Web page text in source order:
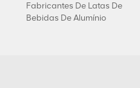
Fabricantes De Latas De
Bebidas De Alumínio